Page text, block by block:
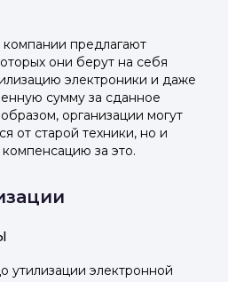
код
форму на сайте
заполнить форму
форму на сайте
заполнить форму
предлагают
они берут на себя
электроники и даже
сумму за сданное
организации могут
от старой техники, но и
за это.
утилизации электронной